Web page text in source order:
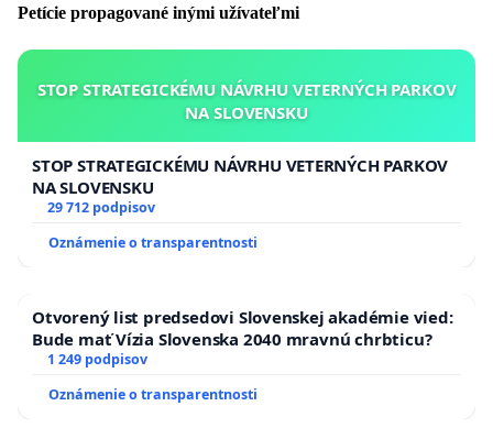
Petície propagované inými užívateľmi
STOP STRATEGICKÉMU NÁVRHU VETERNÝCH PARKOV
NA SLOVENSKU
STOP STRATEGICKÉMU NÁVRHU VETERNÝCH PARKOV
NA SLOVENSKU
29 712 podpisov
Oznámenie o transparentnosti
Otvorený list predsedovi Slovenskej akadémie vied:
Bude mať Vízia Slovenska 2040 mravnú chrbticu?
1 249 podpisov
Oznámenie o transparentnosti